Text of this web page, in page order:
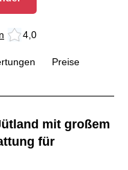
4,0
Preise
mit großem
für